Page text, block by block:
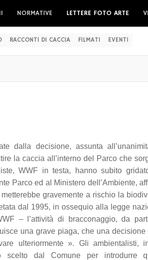
NORMATIVE LETTERE FOTO ARTE
RACCONTI DI CACCIA FILMATI EVENTI
dalla decisione, assunta
la caccia all’interno del Parco che
WWF in testa, hanno subito
Parco ed al Ministero dell’Ambiente,
gravemente a rischio la
dal 1995, in ossequio alla legge
– l’attività di bracconaggio, da
una grave piaga, che una decisione
ulteriormente ». Gli ambientalisti,
scelto dal Comune per introdurre